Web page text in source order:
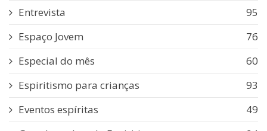
Entrevista
95
Espaço Jovem
76
Especial do mês
60
Espiritismo para crianças
93
Eventos espíritas
49